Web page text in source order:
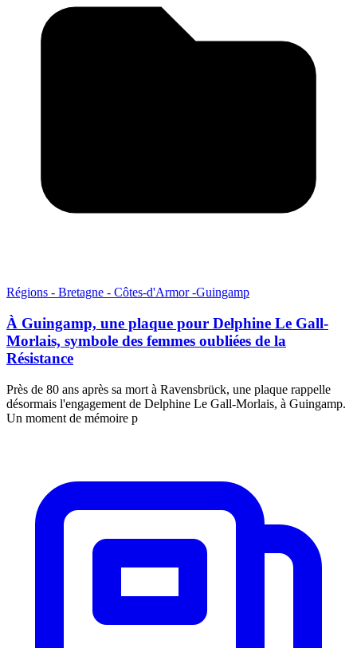
Régions - Bretagne - Côtes-d'Armor -Guingamp
À Guingamp, une plaque pour Delphine Le Gall-
Morlais, symbole des femmes oubliées de la
Résistance
Près de 80 ans après sa mort à Ravensbrück, une plaque rappelle
désormais l'engagement de Delphine Le Gall-Morlais, à Guingamp.
Un moment de mémoire p